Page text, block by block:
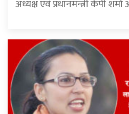
अध्यक्ष एवं प्रधानमन्त्री केपी